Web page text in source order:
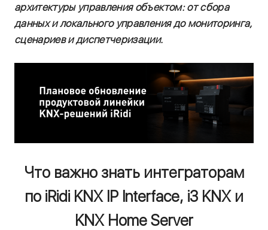
архитектуры управления объектом: от сбора
данных и локального управления до мониторинга,
сценариев и диспетчеризации.
Что важно знать интеграторам
по iRidi KNX IP Interface, i3 KNX и
KNX Home Server